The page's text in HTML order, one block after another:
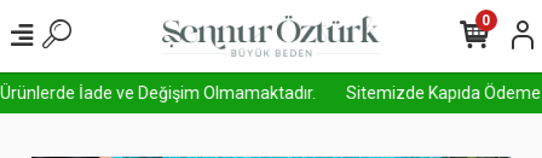
İade ve Değişim Olmamaktadır. Sitemizde Kapıda Ödeme
0